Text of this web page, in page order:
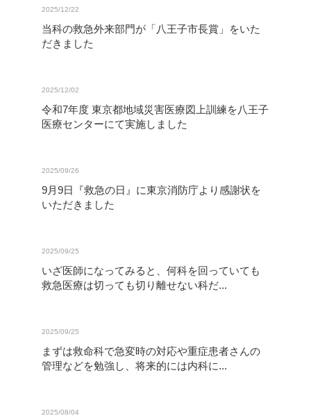
2025/12/22
当科の救急外来部門が「八王子市長賞」をいた
だきました
2025/12/02
令和7年度 東京都地域災害医療図上訓練を八王子
医療センターにて実施しました
2025/09/26
9月9日『救急の日』に東京消防庁より感謝状を
いただきました
2025/09/25
いざ医師になってみると、何科を回っていても
救急医療は切っても切り離せない科だ...
2025/09/25
まずは救命科で急変時の対応や重症患者さんの
管理などを勉強し、将来的には内科に...
2025/08/04